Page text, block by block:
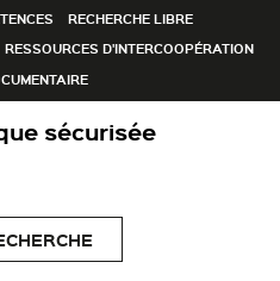
RECHERCHE LIBRE
RESSOURCES D'INTERCOOPÉRATION
sécurisée